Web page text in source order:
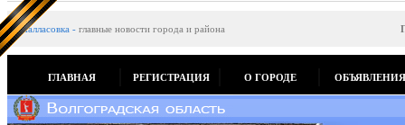
Палласовка - главные новости города и района
ГЛАВНАЯ РЕГИСТРАЦИЯ О ГОРОДЕ ОБЪЯВЛЕНИЯ